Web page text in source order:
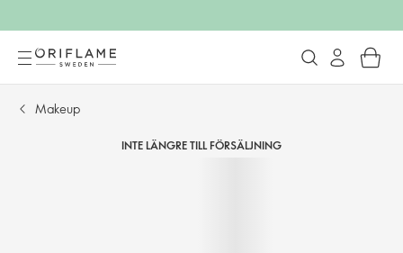
Makeup
INTE LÄNGRE TILL FÖRSÄLJNING